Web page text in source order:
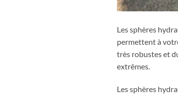
Les sphères
permettent à
très robustes et
extrêmes.
Les sphères